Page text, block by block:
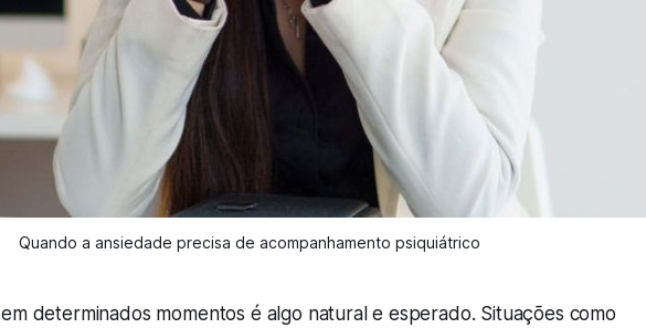
Quando a ansiedade precisa de acompanhamento psiquiátrico
em determinados momentos é algo natural e esperado. Situações como